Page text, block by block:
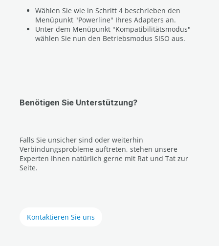
Wählen Sie wie in Schritt 4 beschrieben den
Menüpunkt "Powerline" Ihres Adapters an.
Unter dem Menüpunkt "Kompatibilitätsmodus"
wählen Sie nun den Betriebsmodus SISO aus.
Benötigen Sie Unterstützung?
Falls Sie unsicher sind oder weiterhin
Verbindungsprobleme auftreten, stehen unsere
Experten Ihnen natürlich gerne mit Rat und Tat zur
Seite.
Kontaktieren Sie uns